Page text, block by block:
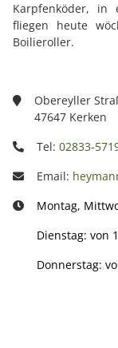
Karpfenköder, in
fliegen heute
Boilieroller.
Obereyller
47647 Kerken
Tel: 02833-
Email:
Montag,
Dienstag: von
Donnerstag: